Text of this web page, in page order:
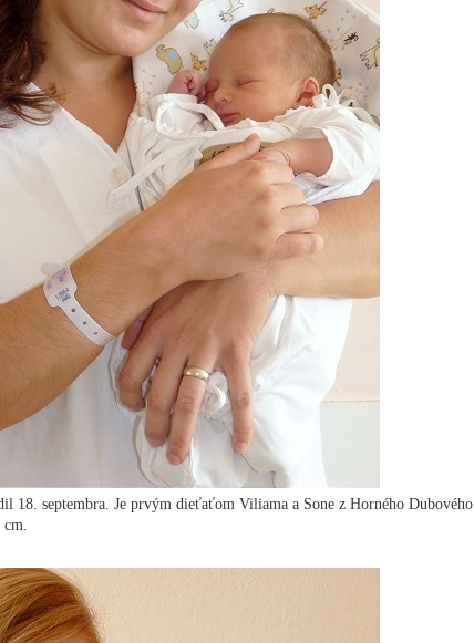
18. septembra. Je prvým dieťaťom Viliama a Sone z Horného Dubového.